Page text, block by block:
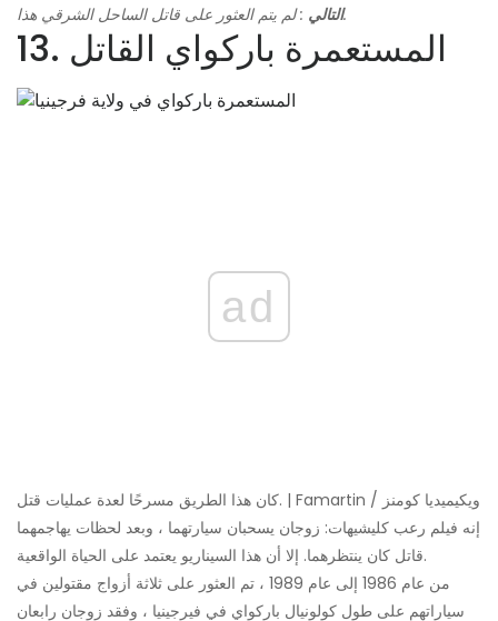
التالي: لم يتم العثور على قاتل الساحل الشرقي هذا.
13. المستعمرة باركواي القاتل
ad
كان هذا الطريق مسرحًا لعدة عمليات قتل. | Famartin / ويكيميديا ​​كومنز
إنه فيلم رعب كليشيهات: زوجان يسحبان سيارتهما ، وبعد لحظات يهاجمهما
قاتل كان ينتظرهما. إلا أن هذا السيناريو يعتمد على الحياة الواقعية.
من عام 1986 إلى عام 1989 ، تم العثور على ثلاثة أزواج مقتولين في
سياراتهم على طول كولونيال باركواي في فيرجينيا ، وفقد زوجان رابعان